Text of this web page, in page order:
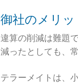
御社のメリッ
違算の削減は難題
減ったとしても、
テラーメイトは、